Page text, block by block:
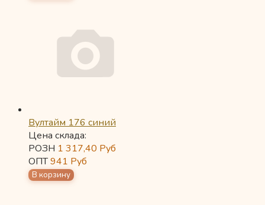
Вултайм 176 синий
Цена склада:
РОЗН 1 317,40 Руб
ОПТ941 Руб